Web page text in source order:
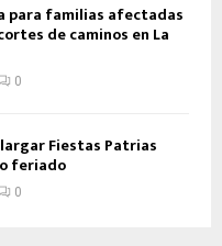
para familias afectadas
de caminos en La
0
Fiestas Patrias
feriado
0